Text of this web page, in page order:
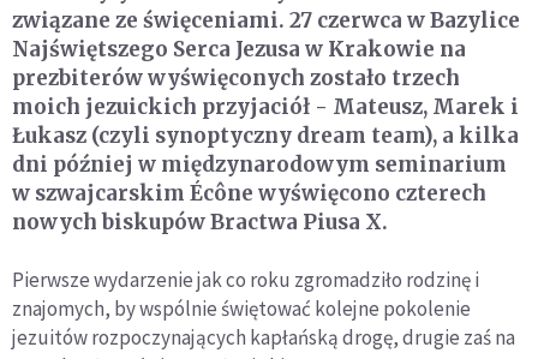
związane ze święceniami. 27 czerwca w Bazylice
Najświętszego Serca Jezusa w Krakowie na
prezbiterów wyświęconych zostało trzech
moich jezuickich przyjaciół - Mateusz, Marek i
Łukasz (czyli synoptyczny dream team), a kilka
dni później w międzynarodowym seminarium
w szwajcarskim Écône wyświęcono czterech
nowych biskupów Bractwa Piusa X.
Pierwsze wydarzenie jak co roku zgromadziło rodzinę i
znajomych, by wspólnie świętować kolejne pokolenie
jezuitów rozpoczynających kapłańską drogę, drugie zaś na